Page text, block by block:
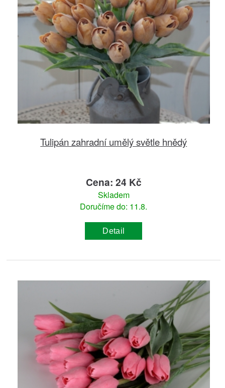
Tulipán zahradní umělý světle hnědý
Cena: 24 Kč
Skladem
Doručíme do: 11.8.
Detail